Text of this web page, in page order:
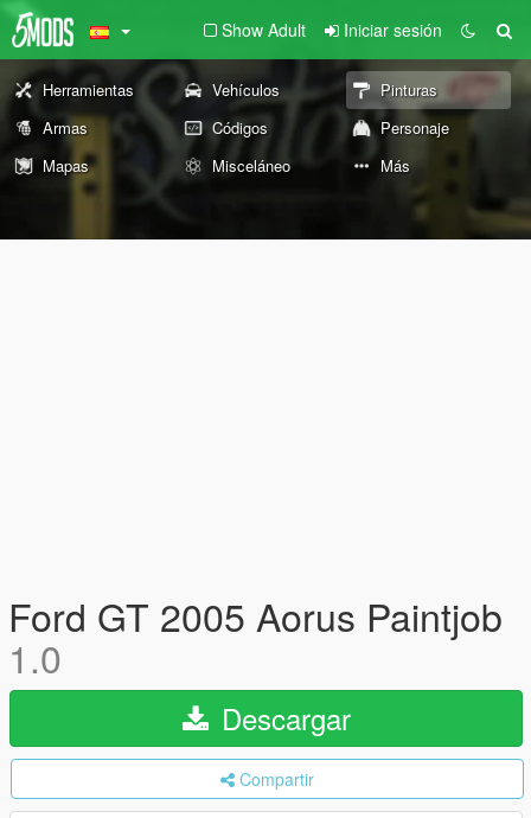
Show Adult Iniciar sesión
Herramientas Vehículos
Pinturas
Armas
Códigos
Personaje
Mapas
Misceláneo Más
Ford GT 2005 Aorus Paintjob
1.0
Descargar
Compartir